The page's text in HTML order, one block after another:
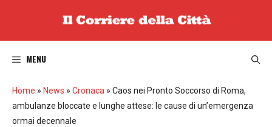
MENU
Home » News » Cronaca » Caos nei Pronto Soccorso di Roma,
ambulanze bloccate e lunghe attese: le cause di un’emergenza
ormai decennale